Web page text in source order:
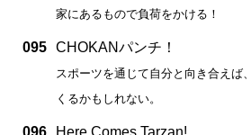
家にあるもので負荷をかける！
095 CHOKANパンチ！
スポーツを通じて自分と向き合えば
くるかもしれない。
096 Here Comes Tarzan!